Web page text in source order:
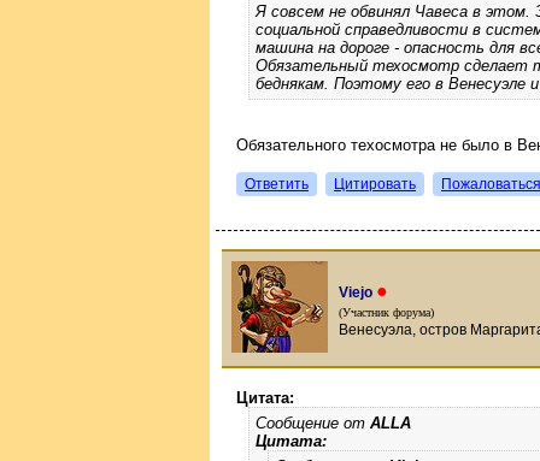
Я совсем не обвинял Чавеса в
социальной справедливости в
машина на дороге - опасность для
Обязательный техосмотр сделает
беднякам. Поэтому его в Венесуэле
Обязательного техосмотра не было в
Ответить Цитировать Пожаловаться
Viejo ●
(Участник форума)
Венесуэла, остров
Цитата:
Сообщение от ALLA
Цитата: